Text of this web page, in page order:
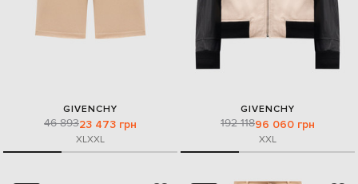
GIVENCHY
46 89323 473 грн
XLXXL
GIVENCHY
192 11896 060 грн
XXL